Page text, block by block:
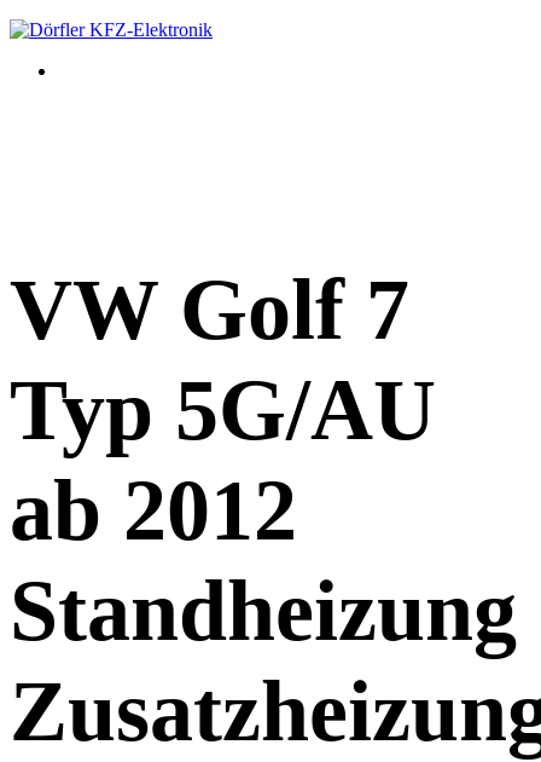
VW Golf 7
Typ 5G/AU
ab 2012
Standheizung